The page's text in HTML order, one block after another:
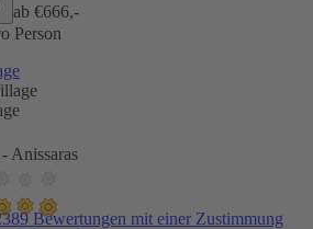
ab €666,-
Person
Anissaras
Bewertungen mit einer Zustimmung